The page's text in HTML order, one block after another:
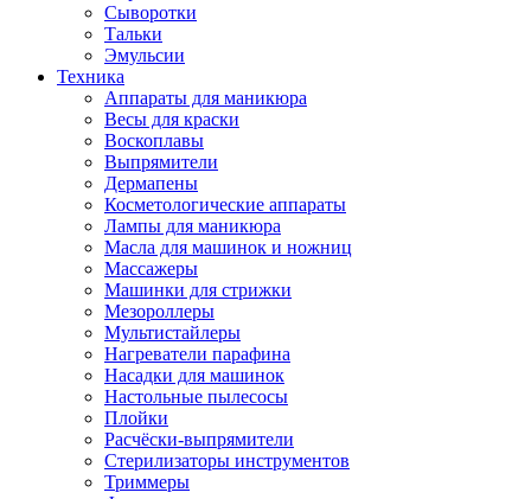
Сыворотки
Тальки
Эмульсии
Техника
Аппараты для маникюра
Весы для краски
Воскоплавы
Выпрямители
Дермапены
Косметологические аппараты
Лампы для маникюра
Масла для машинок и ножниц
Массажеры
Машинки для стрижки
Мезороллеры
Мультистайлеры
Нагреватели парафина
Насадки для машинок
Настольные пылесосы
Плойки
Расчёски-выпрямители
Стерилизаторы инструментов
Триммеры